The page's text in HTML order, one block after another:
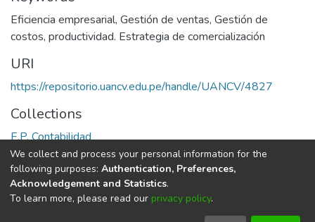
Eficiencia empresarial, Gestión de ventas, Gestión de
costos, productividad. Estrategia de comercialización
URI
https://repositorio.uancv.edu.pe/handle/UANCV/4827
Collections
E.P. Contabilidad
Full item page
DSpace softwarecopyright © 2002-2026
We collect and process your personal information for the
following purposes: Authentication, Preferences,
Acknowledgement and Statistics.
To learn more, please read our privacy policy.